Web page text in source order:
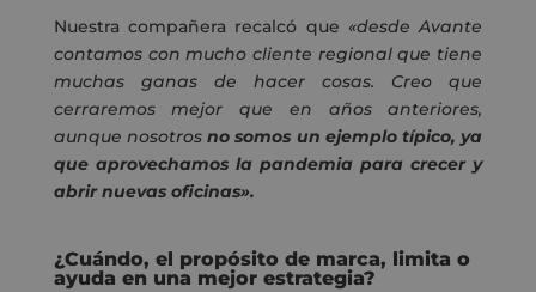
Nuestra compañera recalcó que «desde Avante
contamos con mucho cliente regional que tiene
muchas ganas de hacer cosas. Creo que
cerraremos mejor que en años anteriores,
aunque nosotrosno somos un ejemplo típico, ya
que aprovechamos la pandemia para crecer y
abrir nuevas oficinas».
¿Cuándo, el propósito de marca, limita o
ayuda en una mejor estrategia?